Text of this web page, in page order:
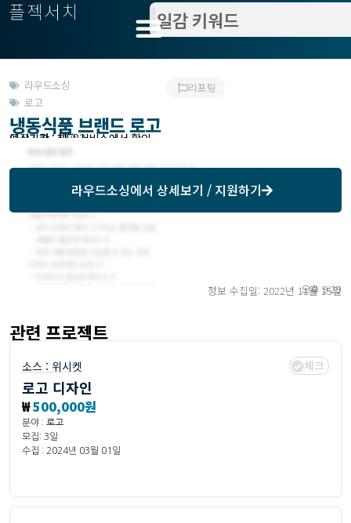
플젝서치
라우드소싱
로고
리포팅
냉동식품 브랜드 로고
모집기한 : 11/23
예상기간 : 해당 서비스에서 확인
라우드소싱에서 상세보기 / 지원하기
정보 수집일: 2022년 11월 15일
오후 9:29
관련 프로젝트
소스 : 위시켓 체크
로고 디자인
₩500,000원
분야 : 로고
모집: 3일
수집 : 2024년 03월 01일